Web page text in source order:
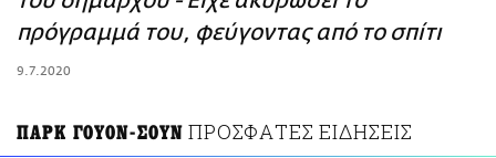
ΑΜΠΑ
πρόγραμμά του, φεύγοντας από το σπίτι
9.7.2020
ΠΑΡΚ ΓΟΥΟΝ-ΣΟΥΝ ΠΡΟΣΦΑΤΕΣ ΕΙΔΗΣΕΙΣ